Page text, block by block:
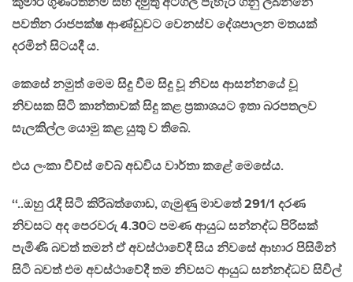
පවතින රාජපක්ෂ ආණ්ඩුවට වෙනස්ව දේශපාලන මතයක්
දරමින් සිටයදී ය.
කෙසේ නමුත් මෙම සිදු වීම සිදු වූ නිවස ආසන්නයේ වූ
නිවසක සිටි කාන්තාවක් සිදු කළ ප්‍රකාශයට ඉතා බරපතලව
සැලකිල්ල යොමු කළ යුතු ව තිබේ.
එය ලංකා වීව්ස් වේබ් අඩවිය වාර්තා කළේ මෙසේය.
‘‘..ඔහු රැදී සිටි කිරිබත්ගොඩ, ගැමුණු මාව‍තේ 291/1 දරණ
නිවසට අද පෙරවරු 4.30ට පමණ ආයුධ සන්නද්ධ පිරිසක්
පැමිණි බවත් තමන් ඒ අවස්ථාවේදී සිය නිවසේ ආහාර පිසිමින්
සිටි බවත් එම අවස්ථාවේදී තම නිවසට ආයුධ සන්නද්ධව සිවිල්